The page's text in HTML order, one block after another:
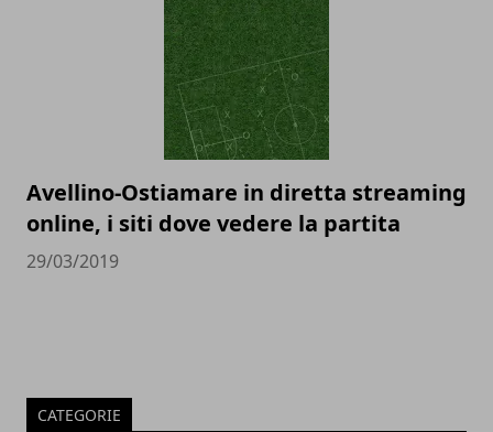
Avellino-Ostiamare in diretta streaming
online, i siti dove vedere la partita
29/03/2019
CATEGORIE